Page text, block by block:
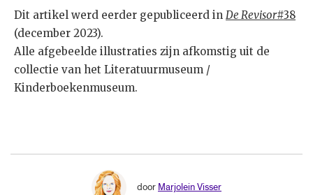
Dit artikel werd eerder gepubliceerd in De Revisor#38
(december 2023).
Alle afgebeelde illustraties zijn afkomstig uit de
collectie van het Literatuurmuseum /
Kinderboekenmuseum.
door Marjolein Visser